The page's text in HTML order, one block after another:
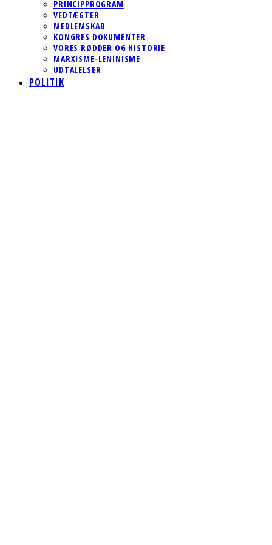
PRINCIPPROGRAM
VEDTÆGTER
MEDLEMSKAB
KONGRES DOKUMENTER
VORES RØDDER OG HISTORIE
MARXISME-LENINISME
UDTALELSER
POLITIK